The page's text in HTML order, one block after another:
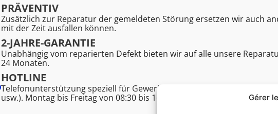
Gérer
PRÄVENTIV
Zusätzlich zur Reparatur der gemeldeten Störung ersetzen wir auch
mit der Zeit ausfallen können.
2-JAHRE-GARANTIE
Unabhängig vom reparierten Defekt bieten wir auf alle unsere
24 Monaten.
HOTLINE
Telefonunterstützung speziell für Gewerbetreibende
usw.). Montag bis Freitag von 08:30 bis 16:45.